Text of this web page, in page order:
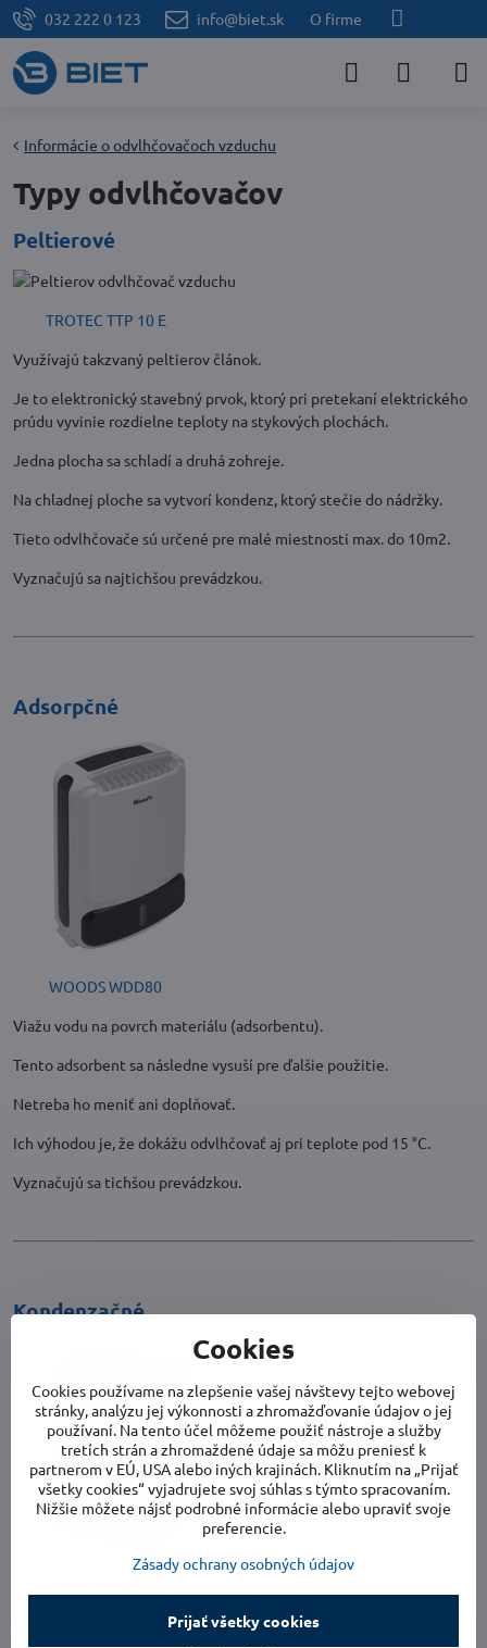
032 222 0 123 info@biet.sk O firme
Informácie o odvlhčovačoch vzduchu
Typy odvlhčovačov
Peltierové
TROTEC TTP 10 E
Využívajú takzvaný peltierov článok.
Je to elektronický stavebný prvok, ktorý pri pretekaní elektrického
prúdu vyvinie rozdielne teploty na stykových plochách.
Jedna plocha sa schladí a druhá zohreje.
Na chladnej ploche sa vytvorí kondenz, ktorý stečie do nádržky.
Tieto odvlhčovače sú určené pre malé miestnosti max. do 10m2.
Vyznačujú sa najtichšou prevádzkou.
Adsorpčné
WOODS WDD80
Viažu vodu na povrch materiálu (adsorbentu).
Tento adsorbent sa následne vysuší pre ďalšie použitie.
Netreba ho meniť ani doplňovať.
Ich výhodou je, že dokážu odvlhčovať aj pri teplote pod 15 °C.
Vyznačujú sa tichšou prevádzkou.
Kondenzačné
BIET DH25L
Kondenzačná, alebo aj kompresorová technológia zabezpečuje
Cookies
Cookies používame na zlepšenie vašej návštevy tejto webovej
stránky, analýzu jej výkonnosti a zhromažďovanie údajov o jej
používaní. Na tento účel môžeme použiť nástroje a služby
tretích strán a zhromaždené údaje sa môžu preniesť k
partnerom v EÚ, USA alebo iných krajinách. Kliknutím na „Prijať
všetky cookies“ vyjadrujete svoj súhlas s týmto spracovaním.
Nižšie môžete nájsť podrobné informácie alebo upraviť svoje
preferencie.
Zásady ochrany osobných údajov
Prijať všetky cookies